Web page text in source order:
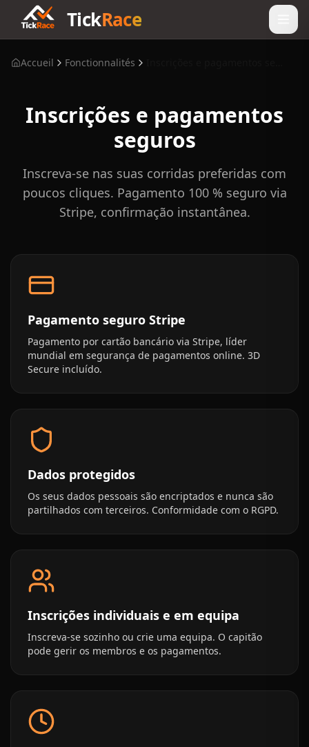
TickRace
Accueil Fonctionnalités
Inscrições e pagamentos
seguros
Inscreva-se nas suas corridas preferidas com
poucos cliques. Pagamento 100 % seguro via
Stripe, confirmação instantânea.
Pagamento seguro Stripe
Pagamento por cartão bancário via Stripe, líder
mundial em segurança de pagamentos online. 3D
Secure incluído.
Dados protegidos
Os seus dados pessoais são encriptados e nunca são
partilhados com terceiros. Conformidade com o RGPD.
Inscrições individuais e em equipa
Inscreva-se sozinho ou crie uma equipa. O capitão
pode gerir os membros e os pagamentos.